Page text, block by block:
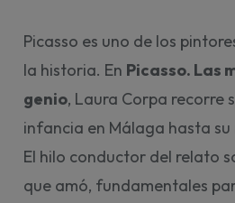
Picasso es uno de los
la historia. En Picasso. Las
genio, Laura Corpa recorre
infancia en Málaga hasta su
El hilo conductor del relato
que amó, fundamentales